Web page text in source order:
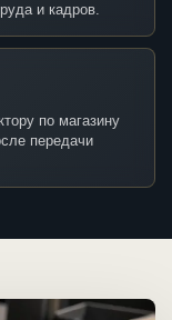
и кадров.
по магазину
передачи